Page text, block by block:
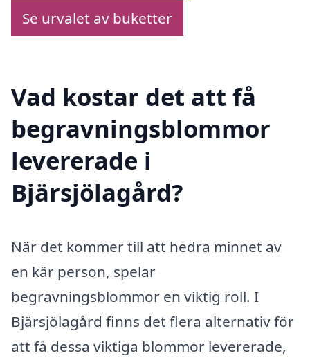
Se urvalet av buketter
Vad kostar det att få
begravningsblommor
levererade i
Bjärsjölagård?
När det kommer till att hedra minnet av
en kär person, spelar
begravningsblommor en viktig roll. I
Bjärsjölagård finns det flera alternativ för
att få dessa viktiga blommor levererade,